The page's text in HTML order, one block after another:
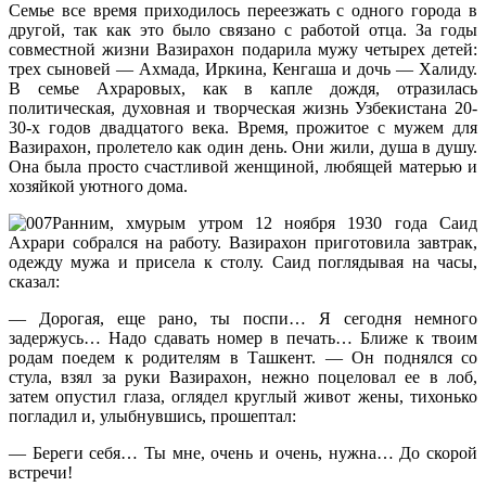
Семье все время приходилось переезжать с одного города в
другой, так как это было связано с работой отца. За годы
совместной жизни Вазирахон подарила мужу четырех детей:
трех сыновей — Ахмада, Иркина, Кенгаша и дочь — Халиду.
В семье Ахраровых, как в капле дождя, отразилась
политическая, духовная и творческая жизнь Узбекистана 20-
30-х годов двадцатого века. Время, прожитое с мужем для
Вазирахон, пролетело как один день. Они жили, душа в душу.
Она была просто счастливой женщиной, любящей матерью и
хозяйкой уютного дома.
Ранним, хмурым утром 12 ноября 1930 года Саид
Ахрари собрался на работу. Вазирахон приготовила завтрак,
одежду мужа и присела к столу. Саид поглядывая на часы,
сказал:
— Дорогая, еще рано, ты поспи… Я сегодня немного
задержусь… Надо сдавать номер в печать… Ближе к твоим
родам поедем к родителям в Ташкент. — Он поднялся со
стула, взял за руки Вазирахон, нежно поцеловал ее в лоб,
затем опустил глаза, оглядел круглый живот жены, тихонько
погладил и, улыбнувшись, прошептал:
— Береги себя… Ты мне, очень и очень, нужна… До скорой
встречи!